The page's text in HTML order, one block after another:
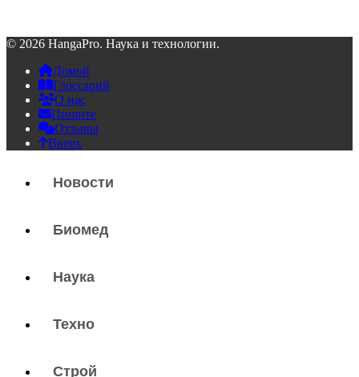
© 2026 HangaPro. Наука и технологии.
Домой
Глоссарий
О нас
Пишите
Отзывы
Вверх
Новости
Биомед
Наука
Техно
Строй